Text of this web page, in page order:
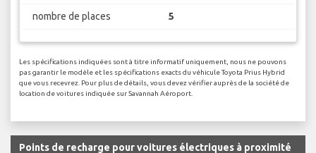
nombre de places 5
Les spécifications indiquées sont à titre informatif uniquement, nous ne pouvons
pas garantir le modèle et les spécifications exacts du véhicule Toyota Prius Hybrid
que vous recevrez. Pour plus de détails, vous devez vérifier auprès de la société de
location de voitures indiquée sur Savannah Aéroport.
Points de recharge pour voitures électriques à proximité